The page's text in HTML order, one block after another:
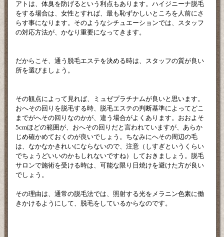
アトは、体臭を防げるという利点もあります。ハイジニーナ脱毛
をする場合は、女性とすれば、最も恥ずかしいところを人前にさ
らす事になります。そのようなシチュエーションでは、スタッフ
の対応方法が、かなり重要になってきます。
だからこそ、通う脱毛エステを決める時は、スタッフの質が良い
所を選びましょう。
その観点によって見れば、ミュゼプラチナムが良いと思います。
おへその回りを脱毛する時、脱毛エステの判断基準によってどこ
までがへその回りなのかが、違う場合がよくあります。おおよそ
5cmほどの範囲が、おへその回りだと言われていますが、あらか
じめ確かめておくのが良いでしょう。ちなみにへその周辺の毛
は、なかなかきれいにならないので、注意（しすぎというくらい
でちょうどいいのかもしれないですね）しておきましょう。脱毛
サロンで施術を受ける時は、可能な限り日焼けを避けた方が良い
でしょう。
その理由は、通常の脱毛法では、照射する光をメラニン色素に働
きかけるようにして、脱毛をしているからなのです。